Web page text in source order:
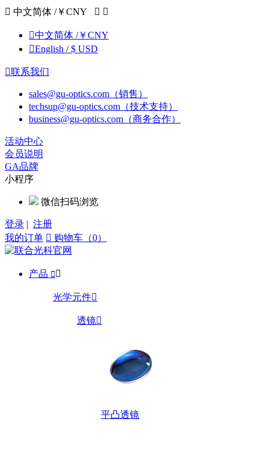
 中文简体 /￥CNY  
中文简体 /￥CNY
English / $ USD
联系我们
sales@gu-optics.com（销售）
techsup@gu-optics.com（技术支持）
business@gu-optics.com（商务合作）
活动中心
会员说明
GA品牌
小程序
微信扫码浏览
登录 | 注册
我的订单  购物车（0）
产品  
光学元件
透镜
平凸透镜